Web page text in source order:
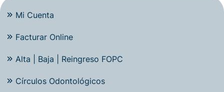
Mi Cuenta
Facturar Online
Alta | Baja | Reingreso FOPC
Círculos Odontológicos